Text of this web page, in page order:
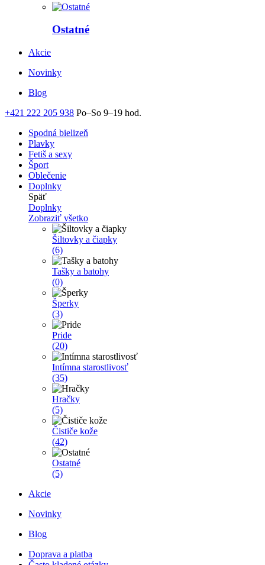
Ostatné
Akcie
Novinky
Blog
+421 222 205 938 Po–So 9–19 hod.
Spodná bielizeň
Plavky
Fetiš a sexy
Šport
Oblečenie
Doplnky
Späť
Doplnky
Zobraziť všetko
Šiltovky a čiapky
(6)
Tašky a batohy
(0)
Šperky
(3)
Pride
(20)
Intímna starostlivosť
(35)
Hračky
(5)
Čističe kože
(42)
Ostatné
(5)
Akcie
Novinky
Blog
Doprava a platba